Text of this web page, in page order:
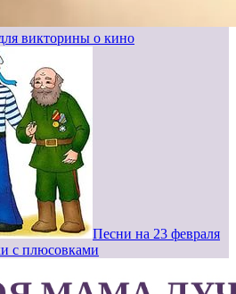
викторины о кино
Песни на 23 февраля
с плюсовками